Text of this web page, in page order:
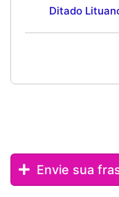
Ditado
Envie sua